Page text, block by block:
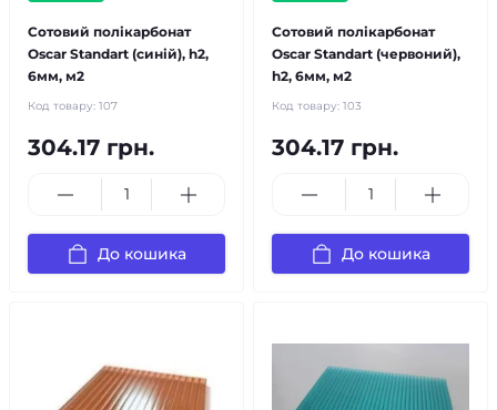
Сотовий полікарбонат
Oscar Standart (синій), h2,
6мм, м2
Код товару: 107
304.17 грн.
До кошика
Сотовий полікарбонат
Oscar Standart (червоний),
h2, 6мм, м2
Код товару: 103
304.17 грн.
До кошика